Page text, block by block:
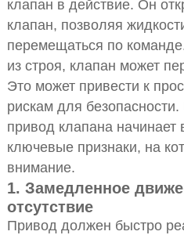
клапан в действие. Он
клапан, позволяя
перемещаться по
из строя, клапан может
Это может привести к
рискам для безопасности.
привод клапана начинает
ключевые признаки, на
внимание.
1. Замедленное
отсутствие
Привод должен быстро